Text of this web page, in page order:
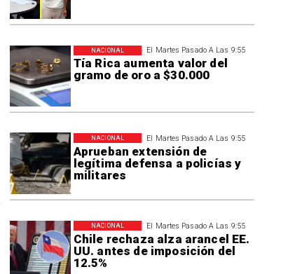
El Martes Pasado A Las 9:55
Tía Rica aumenta valor del
gramo de oro a $30.000
NACIONAL
El Martes Pasado A Las 9:55
Aprueban extensión de
legítima defensa a policías y
militares
NACIONAL
El Martes Pasado A Las 9:55
Chile rechaza alza arancel EE.
UU. antes de imposición del
12.5%
NACIONAL